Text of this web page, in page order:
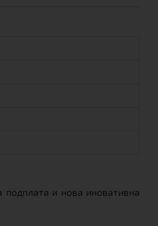
и нова иновативна